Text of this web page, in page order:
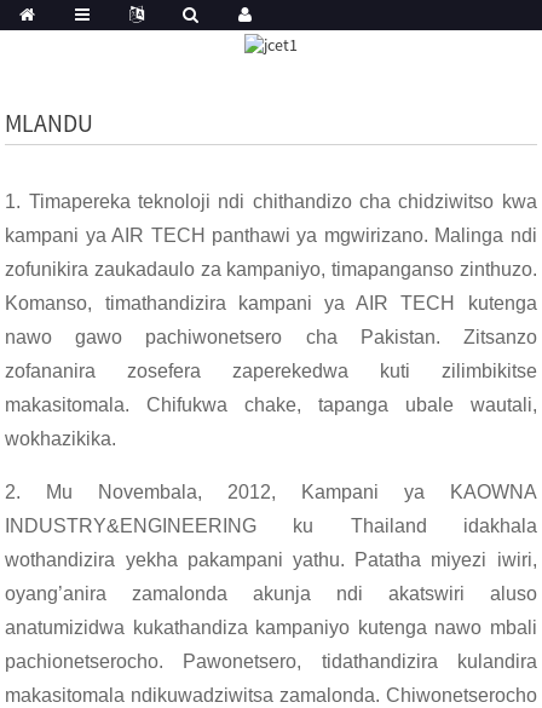
MLANDU
1. Timapereka teknoloji ndi chithandizo cha chidziwitso kwa
kampani ya AIR TECH panthawi ya mgwirizano. Malinga ndi
zofunikira zaukadaulo za kampaniyo, timapanganso zinthuzo.
Komanso, timathandizira kampani ya AIR TECH kutenga
nawo gawo pachiwonetsero cha Pakistan. Zitsanzo
zofananira zosefera zaperekedwa kuti zilimbikitse
makasitomala. Chifukwa chake, tapanga ubale wautali,
wokhazikika.
2. Mu Novembala, 2012, Kampani ya KAOWNA
INDUSTRY&ENGINEERING ku Thailand idakhala
wothandizira yekha pakampani yathu. Patatha miyezi iwiri,
oyang’anira zamalonda akunja ndi akatswiri aluso
anatumizidwa kukathandiza kampaniyo kutenga nawo mbali
pachionetserocho. Pawonetsero, tidathandizira kulandira
makasitomala ndikuwadziwitsa zamalonda. Chiwonetserocho